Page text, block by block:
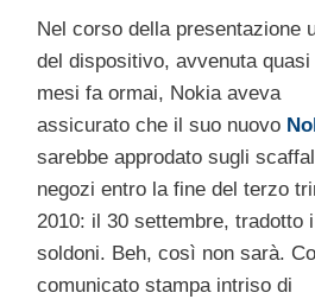
Nel corso della presentazione
del dispositivo, avvenuta quasi
mesi fa ormai, Nokia aveva
assicurato che il suo nuovo
sarebbe approdato sugli
negozi entro la fine del terzo
2010: il 30 settembre, tradotto
soldoni. Beh, così non sarà.
comunicato stampa intriso di